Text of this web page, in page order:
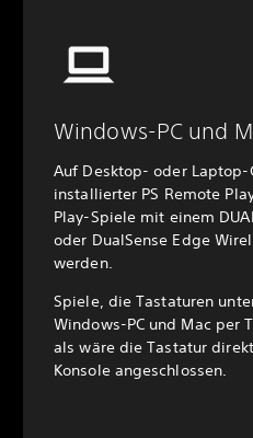
Windows-PC und
Auf Desktop- oder
installierter PS Remote
Play-Spiele mit einem
oder DualSense Edge
werden.
Spiele, die Tastaturen
Windows-PC und Mac per
als wäre die Tastatur
Konsole angeschlossen.